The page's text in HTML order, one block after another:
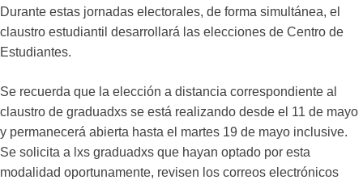
Durante estas jornadas electorales, de forma simultánea, el
claustro estudiantil desarrollará las elecciones de Centro de
Estudiantes.
Se recuerda que la elección a distancia correspondiente al
claustro de graduadxs se está realizando desde el 11 de mayo
y permanecerá abierta hasta el martes 19 de mayo inclusive.
Se solicita a lxs graduadxs que hayan optado por esta
modalidad oportunamente, revisen los correos electrónicos